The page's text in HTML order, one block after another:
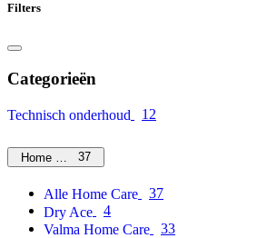
Filters
Categorieën
Technisch onderhoud 12
Home Care37
Alle Home Care
37
Dry Ace
4
Valma Home Care
33